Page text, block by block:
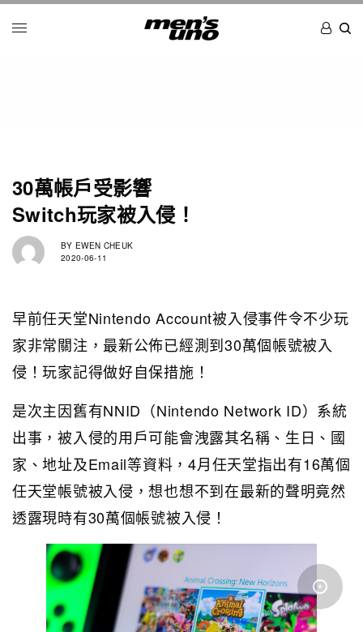
30萬帳戶受影響
Switch玩家被入侵！
BY EWEN CHEUK
2020-06-11
早前任天堂Nintendo Account被入侵事件令不少玩
家非常關注，最新公佈已經測到30萬個帳號被入
侵！玩家記得做好自保措施！
是次主因舊有NNID（Nintendo Network ID）系統
出事，被入侵的用戶可能會洩露其名稱、生日、國
家、地址及Email等資料，4月任天堂指出有16萬個
任天堂帳號被入侵，想也想不到在最新的聲明竟然
透露現時有30萬個帳號被入侵！